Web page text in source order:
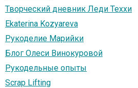
Творческий дневник Леди Теххи
Ekaterina Kozyareva
Рукоделие Марийки
Блог Олеси Винокуровой
Рукодельные опыты
Scrap Lifting